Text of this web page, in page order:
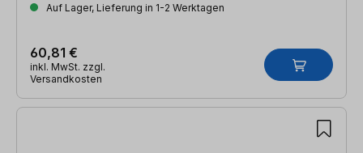
Auf Lager, Lieferung in 1-2 Werktagen
60,81 €
inkl. MwSt. zzgl.
Versandkosten